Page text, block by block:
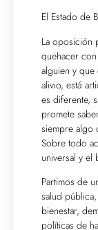
El Estado de
La oposición
quehacer
alguien y que
alivio, está
es diferente,
promete
siempre algo
Sobre todo
universal y el
Partimos de
salud
bienestar,
políticas de